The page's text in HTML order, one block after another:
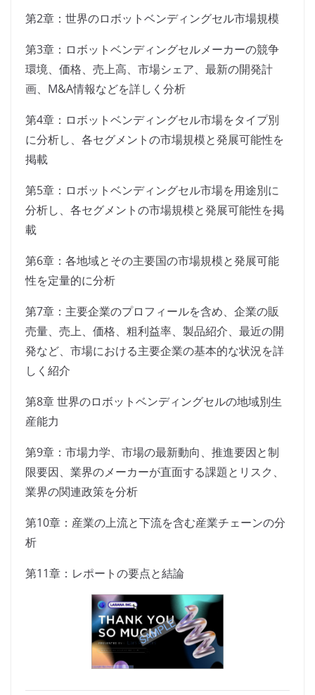
第2章：世界のロボットベンディングセル市場規模
第3章：ロボットベンディングセルメーカーの競争
環境、価格、売上高、市場シェア、最新の開発計
画、M&A情報などを詳しく分析
第4章：ロボットベンディングセル市場をタイプ別
に分析し、各セグメントの市場規模と発展可能性を
掲載
第5章：ロボットベンディングセル市場を用途別に
分析し、各セグメントの市場規模と発展可能性を掲
載
第6章：各地域とその主要国の市場規模と発展可能
性を定量的に分析
第7章：主要企業のプロフィールを含め、企業の販
売量、売上、価格、粗利益率、製品紹介、最近の開
発など、市場における主要企業の基本的な状況を詳
しく紹介
第8章 世界のロボットベンディングセルの地域別生
産能力
第9章：市場力学、市場の最新動向、推進要因と制
限要因、業界のメーカーが直面する課題とリスク、
業界の関連政策を分析
第10章：産業の上流と下流を含む産業チェーンの分
析
第11章：レポートの要点と結論